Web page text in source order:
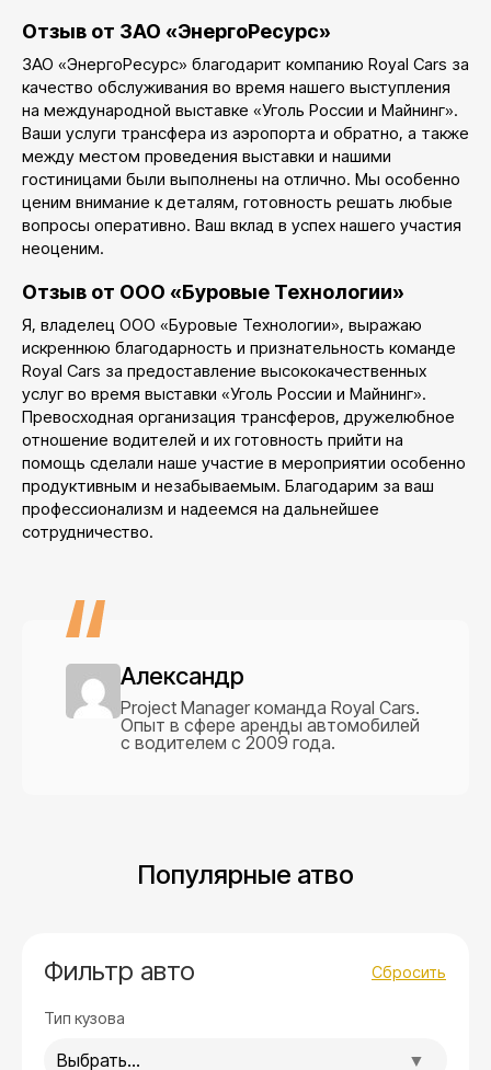
Отзыв от ЗАО «ЭнергоРесурс»
ЗАО «ЭнергоРесурс» благодарит компанию Royal Cars за
качество обслуживания во время нашего выступления
на международной выставке «Уголь России и Майнинг».
Ваши услуги трансфера из аэропорта и обратно, а также
между местом проведения выставки и нашими
гостиницами были выполнены на отлично. Мы особенно
ценим внимание к деталям, готовность решать любые
вопросы оперативно. Ваш вклад в успех нашего участия
неоценим.
Отзыв от ООО «Буровые Технологии»
Я, владелец ООО «Буровые Технологии», выражаю
искреннюю благодарность и признательность команде
Royal Cars за предоставление высококачественных
услуг во время выставки «Уголь России и Майнинг».
Превосходная организация трансферов, дружелюбное
отношение водителей и их готовность прийти на
помощь сделали наше участие в мероприятии особенно
продуктивным и незабываемым. Благодарим за ваш
профессионализм и надеемся на дальнейшее
сотрудничество.
Александр
Project Manager команда Royal Cars.
Опыт в сфере аренды автомобилей
с водителем с 2009 года.
Популярные атво
Фильтр авто
Тип кузова
Выбрать...
Сбросить